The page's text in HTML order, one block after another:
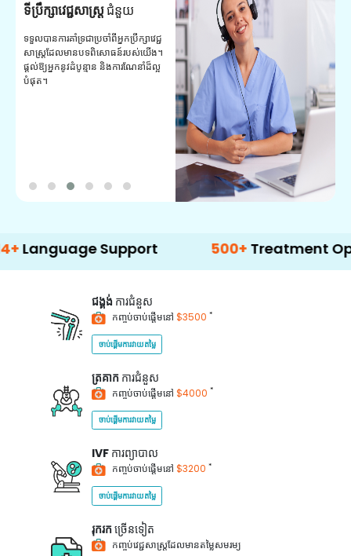
ទីប្រឹក្សាវេជ្ជសាស្ត្រជំនួយ
ទទួលបានការគាំទ្រជាប្រចាំពីអ្នកប្រឹក្សាវេជ្ជ
សាស្ត្រដែលមានបទពិសោធន៍របស់យើង។
ផ្តល់ឱ្យអ្នកនូវដំបូន្មាន និងការណែនាំដ៏ល្អ
បំផុត។
Support 500+ Treatment Options
ជង្គង់ ការជំនួស
កញ្ចប់ចាប់ផ្តើមនៅ $3500 *
ចាប់ផ្តើមការវាយតម្លៃ
ត្រគាក ការជំនួស
កញ្ចប់ចាប់ផ្តើមនៅ $4000 *
ចាប់ផ្តើមការវាយតម្លៃ
IVF ការព្យាបាល
កញ្ចប់ចាប់ផ្តើមនៅ $3200 *
ចាប់ផ្តើមការវាយតម្លៃ
រុករក ច្រើនទៀត
កញ្ចប់វេជ្ជសាស្ត្រដែលមានតម្លៃសមរម្យ